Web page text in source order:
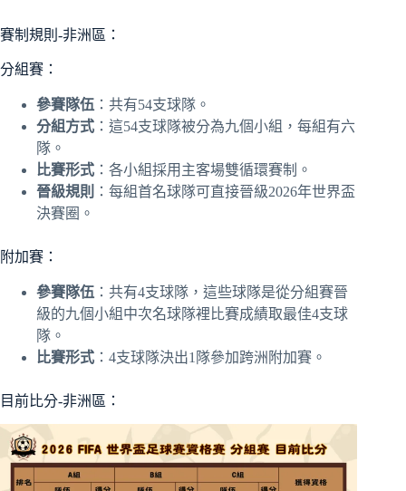
賽制規則-非洲區：
分組賽：
參賽隊伍 ：共有54支球隊。
分組方式 ：這54支球隊被分為九個小組，每組有六
隊。
比賽形式 ：各小組採用主客場雙循環賽制。
晉級規則
：每組首名球隊可直接晉級2026年世界盃
決賽圈。
附加賽：
參賽隊伍 ：共有4支球隊，這些球隊是從分組賽晉
級的九個小組中次名球隊裡比賽成績取最佳4支球
隊。
比賽形式 ：4支球隊決出1隊參加跨洲附加賽。
目前比分-非洲區：